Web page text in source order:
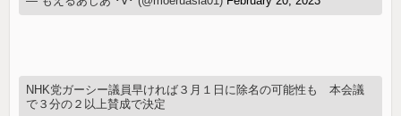
NHK党ガーシー議員早ければ３月１日に除名の可能性も 本会議
で３分の２以上賛成で決定